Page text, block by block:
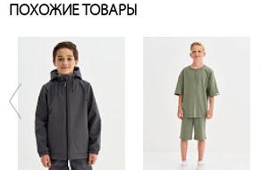
ПОХОЖИЕ ТОВАРЫ